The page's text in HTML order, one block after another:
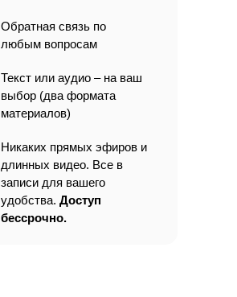
Обратная связь по
любым вопросам
Текст или аудио – на ваш
выбор (два формата
материалов)
Никаких прямых эфиров и
длинных видео. Все в
записи для вашего
удобства. Доступ
бессрочно.